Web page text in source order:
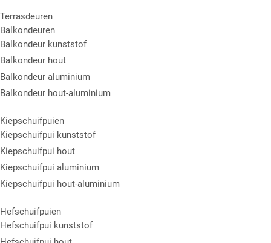
Terrasdeuren
Balkondeuren
Balkondeur kunststof
Balkondeur hout
Balkondeur aluminium
Balkondeur hout-aluminium
Kiepschuifpuien
Kiepschuifpui kunststof
Kiepschuifpui hout
Kiepschuifpui aluminium
Kiepschuifpui hout-aluminium
Hefschuifpuien
Hefschuifpui kunststof